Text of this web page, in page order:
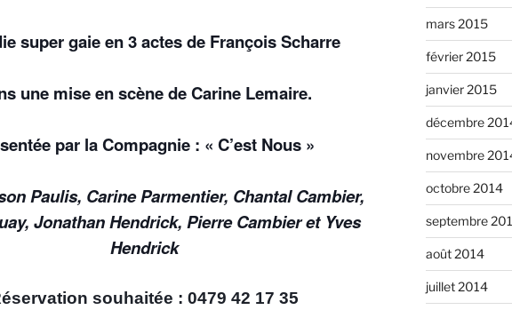
super gaie en 3 actes de François Scharre
une mise en scène de Carine Lemaire.
par la Compagnie : « C’est Nous »
Paulis, Carine Parmentier, Chantal Cambier,
Jonathan Hendrick, Pierre Cambier et Yves
Hendrick
souhaitée : 0479 42 17 35
mars 2015
février 2015
janvier 2015
décembre
novembre
octobre 2014
septembre
août 2014
juillet 2014